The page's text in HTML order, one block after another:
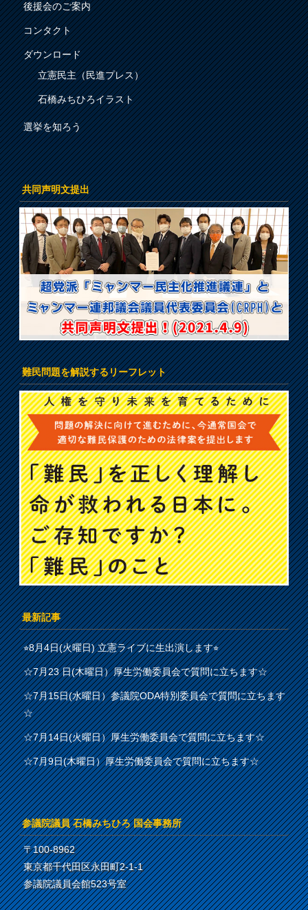
後援会のご案内
コンタクト
ダウンロード
立憲民主（民進プレス）
石橋みちひろイラスト
選挙を知ろう
共同声明文提出
難民問題を解説するリーフレット
最新記事
⭐︎8月4日(火曜日) 立憲ライブに生出演します⭐︎
☆7月23 日(木曜日）厚生労働委員会で質問に立ちます☆
☆7月15日(水曜日）参議院ODA特別委員会で質問に立ちます
☆
☆7月14日(火曜日）厚生労働委員会で質問に立ちます☆
☆7月9日(木曜日）厚生労働委員会で質問に立ちます☆
参議院議員 石橋みちひろ 国会事務所
〒100-8962
東京都千代田区永田町2-1-1
参議院議員会館523号室